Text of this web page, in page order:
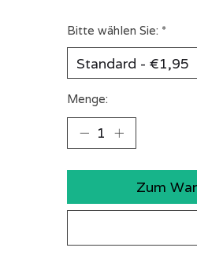
Bitte wählen Sie: *
Menge:
Zum